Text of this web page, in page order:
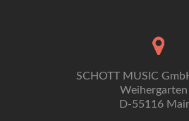
SCHOTT MUSIC
Weihergarten
D-55116